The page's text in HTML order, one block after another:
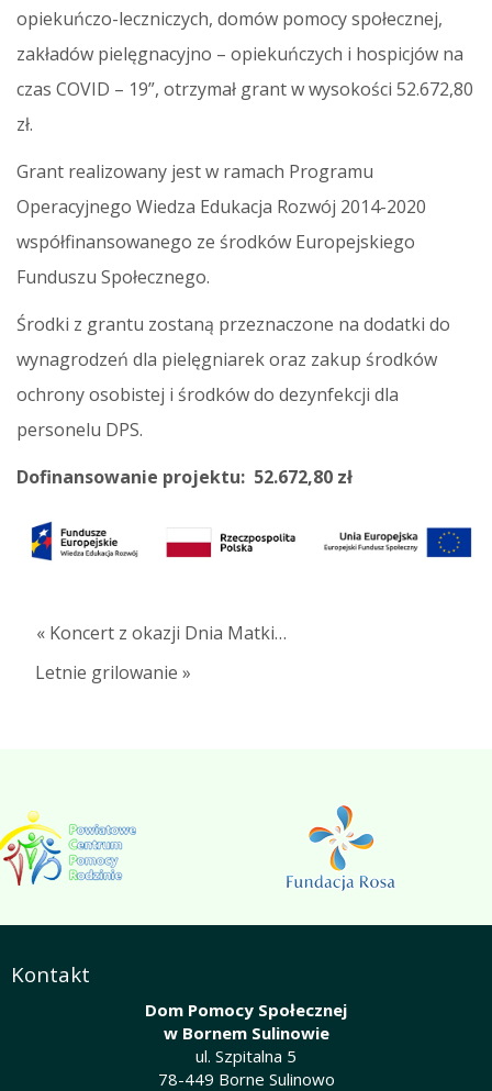
opiekuńczo-leczniczych, domów pomocy społecznej,
zakładów pielęgnacyjno – opiekuńczych i hospicjów na
czas COVID – 19”, otrzymał grant w wysokości 52.672,80
zł.
Grant realizowany jest w ramach Programu
Operacyjnego Wiedza Edukacja Rozwój 2014-2020
współfinansowanego ze środków Europejskiego
Funduszu Społecznego.
Środki z grantu zostaną przeznaczone na dodatki do
wynagrodzeń dla pielęgniarek oraz zakup środków
ochrony osobistej i środków do dezynfekcji dla
personelu DPS.
Dofinansowanie projektu: 52.672,80 zł
« Koncert z okazji Dnia Matki…
Letnie grilowanie »
Kontakt
Dom Pomocy Społecznej
w Bornem Sulinowie
ul. Szpitalna 5
78-449 Borne Sulinowo